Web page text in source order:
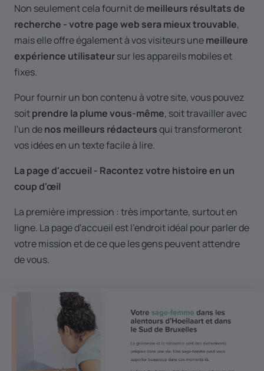
Non seulement cela fournit demeilleurs résultats de
recherche - votre page web sera mieux trouvable,
mais elle offre également à vos visiteurs unemeilleure
expérience utilisateursur les appareils mobiles et
fixes.
Pour fournir un bon contenu à votre site, vous pouvez
soitprendre la plume vous-même, soit travailler avec
l'un denos meilleurs rédacteursqui transformeront
vos idées en un texte facile à lire.
La page d'accueil - Racontez votre histoire en un
coup d'œil
La première impression : très importante, surtout en
ligne. La page d'accueil est l'endroit idéal pour parler de
votre mission et de ce que les gens peuvent attendre
de vous.